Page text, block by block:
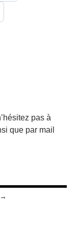
pas à
que par mail